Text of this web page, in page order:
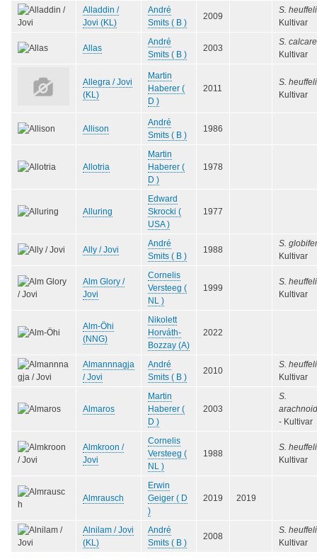
Alladdin /
Jovi (KL)
André
Smits ( B )
2009
S.
Kultivar
Allas
André
Smits ( B )
2003
S.
Kultivar
Allegra / Jovi
(KL)
Martin
Haberer (
D )
2011
S.
Kultivar
Allison
André
Smits ( B )
1986
Allotria
Martin
Haberer (
D )
1978
Alluring
Edward
Skrocki (
USA )
1977
Ally / Jovi
André
Smits ( B )
1988
S.
Kultivar
Alm Glory /
Jovi
Cornelis
Versteeg (
NL )
1999
S.
Kultivar
Alm-Öhi
(NNG)
Nikolett
Horváth-
Bozzay (A)
2022
Almannnagja
/ Jovi
André
Smits ( B )
2010
S.
Kultivar
Almaros
Martin
Haberer (
D )
2003
S.
- Kultivar
Almkroon /
Jovi
Cornelis
Versteeg (
NL )
1988
S.
Kultivar
Almrausch
Erwin
Geiger ( D
)
2019 2019
Alnilam / Jovi
(KL)
André
Smits ( B )
2008
S.
Kultivar